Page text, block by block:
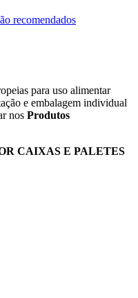
recomendados
para uso alimentar
e embalagem individual
nos Produtos
CAIXAS E PALETES